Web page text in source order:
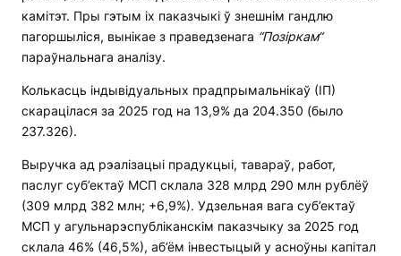
камітэт. Пры гэтым іх паказчыкі ў знешнім гандлю
пагоршыліся, вынікае з праведзенага “Позіркам“
параўнальнага аналізу.
Колькасць індывідуальных прадпрымальнікаў (ІП)
скарацілася за 2025 год на 13,9% да 204.350 (было
237.326).
Выручка ад рэалізацыі прадукцыі, тавараў, работ,
паслуг суб’ектаў МСП склала 328 млрд 290 млн рублёў
(309 млрд 382 млн; +6,9%). Удзельная вага суб’ектаў
МСП у агульнарэспубліканскім паказчыку за 2025 год
склала 46% (46,5%), аб’ём інвестыцый у асноўны капітал